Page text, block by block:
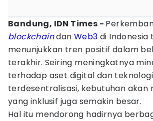
Bandung, IDN Times -
blockchaindan Web3 di Indonesia
menunjukkan tren positif dalam
terakhir. Seiring meningkatnya
terhadap aset digital dan teknologi
terdesentralisasi, kebutuhan akan
yang inklusif juga semakin besar.
Hal itu mendorong hadirnya